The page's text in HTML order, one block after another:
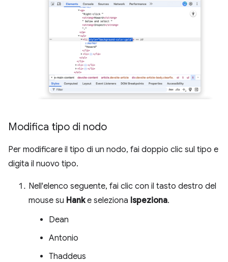
Modifica tipo di nodo
Per modificare il tipo di un nodo, fai doppio clic sul tipo e
digita il nuovo tipo.
Nell'elenco seguente, fai clic con il tasto destro del
mouse su Hanke seleziona Ispeziona.
Dean
Antonio
Thaddeus